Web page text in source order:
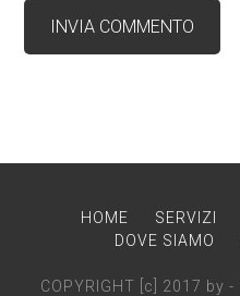
HOME SERVIZI
DOVE SIAMO
COPYRIGHT [c] 2017 by -